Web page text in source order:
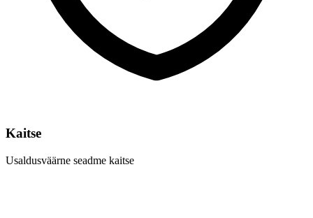
Kaitse
Usaldusväärne seadme kaitse